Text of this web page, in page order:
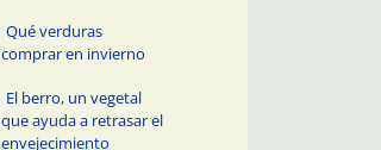
Qué verduras
comprar en invierno
El berro, un vegetal
que ayuda a retrasar el
envejecimiento